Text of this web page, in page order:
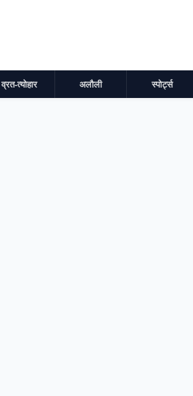
व्रत-त्योहार अलौली स्पोर्ट्स